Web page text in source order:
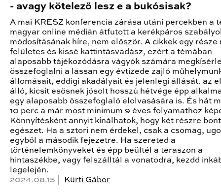
- avagy kötelező lesz e a bukósisak?
A mai KRESZ konferencia zárása utáni percekben a
magyar online médián átfutott a kerékpáros
módosításának híre, nem először. A cikkek egy része
felületes és kissé kattintásvadász, ezért a témában
alaposabb tájékozódásra vágyók számára
összefoglalni a lassan egy évtizede zajló
állomásait, eddigi akadályait és jelenlegi állását. az
álló, kicsit esősnek jósolt hosszú hétvége épp
egy alaposabb összefoglaló elolvasására is. És hát
10 perc a már most minimum 9 éves folyamathoz
Könnyítésként annyit kínálhatok, hogy két részre
egészet. Ha a sztori nem érdekel, csak a csomag,
egyből a második fejezetre. Ha szereted a
történelemkönyveket és épp beültél a teraszon a
hintaszékbe, vagy felszálltál a vonatodra, kezdd
legelején.
2024.08.15 |
Kürti Gábor